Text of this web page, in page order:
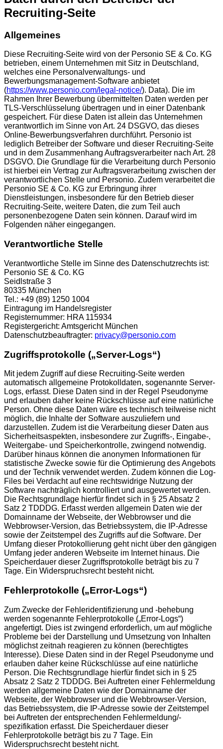
Recruiting-Seite
Allgemeines
Diese Recruiting-Seite wird von der Personio SE & Co. KG
betrieben, einem Unternehmen mit Sitz in Deutschland,
welches eine Personalverwaltungs- und
Bewerbungsmanagement-Software anbietet
(https://www.personio.com/legal-notice/). Data). Die im
Rahmen Ihrer Bewerbung übermittelten Daten werden per
TLS-Verschlüsselung übertragen und in einer Datenbank
gespeichert. Für diese Daten ist allein das Unternehmen
verantwortlich im Sinne von Art. 24 DSGVO, das dieses
Online-Bewerbungsverfahren durchführt. Personio ist
lediglich Betreiber der Software und dieser Recruiting-Seite
und in dem Zusammenhang Auftragsverarbeiter nach Art. 28
DSGVO. Die Grundlage für die Verarbeitung durch Personio
ist hierbei ein Vertrag zur Auftragsverarbeitung zwischen der
verantwortlichen Stelle und Personio. Zudem verarbeitet die
Personio SE & Co. KG zur Erbringung ihrer
Dienstleistungen, insbesondere für den Betrieb dieser
Recruiting-Seite, weitere Daten, die zum Teil auch
personenbezogene Daten sein können. Darauf wird im
Folgenden näher eingegangen.
Verantwortliche Stelle
Verantwortliche Stelle im Sinne des Datenschutzrechts ist:
Personio SE & Co. KG
Seidlstraße 3
80335 München
Tel.: +49 (89) 1250 1004
Eintragung im Handelsregister
Registernummer: HRA 115934
Registergericht: Amtsgericht München
Datenschutzbeauftragter: privacy@personio.com
Zugriffsprotokolle („Server-Logs“)
Mit jedem Zugriff auf diese Recruiting-Seite werden
automatisch allgemeine Protokolldaten, sogenannte Server-
Logs, erfasst. Diese Daten sind in der Regel Pseudonyme
und erlauben daher keine Rückschlüsse auf eine natürliche
Person. Ohne diese Daten wäre es technisch teilweise nicht
möglich, die Inhalte der Software auszuliefern und
darzustellen. Zudem ist die Verarbeitung dieser Daten aus
Sicherheitsaspekten, insbesondere zur Zugriffs-, Eingabe-,
Weitergabe- und Speicherkontrolle, zwingend notwendig.
Darüber hinaus können die anonymen Informationen für
statistische Zwecke sowie für die Optimierung des Angebots
und der Technik verwendet werden. Zudem können die Log-
Files bei Verdacht auf eine rechtswidrige Nutzung der
Software nachträglich kontrolliert und ausgewertet werden.
Die Rechtsgrundlage hierfür findet sich in § 25 Absatz 2
Satz 2 TDDDG. Erfasst werden allgemein Daten wie der
Domainname der Webseite, der Webbrowser und die
Webbrowser-Version, das Betriebssystem, die IP-Adresse
sowie der Zeitstempel des Zugriffs auf die Software. Der
Umfang dieser Protokollierung geht nicht über den gängigen
Umfang jeder anderen Webseite im Internet hinaus. Die
Speicherdauer dieser Zugriffsprotokolle beträgt bis zu 7
Tage. Ein Widerspruchsrecht besteht nicht.
Fehlerprotokolle („Error-Logs“)
Zum Zwecke der Fehleridentifizierung und -behebung
werden sogenannte Fehlerprotokolle („Error-Logs“)
angefertigt. Dies ist zwingend erforderlich, um auf mögliche
Probleme bei der Darstellung und Umsetzung von Inhalten
möglichst zeitnah reagieren zu können (berechtigtes
Interesse). Diese Daten sind in der Regel Pseudonyme und
erlauben daher keine Rückschlüsse auf eine natürliche
Person. Die Rechtsgrundlage hierfür findet sich in § 25
Absatz 2 Satz 2 TDDDG. Bei Auftreten einer Fehlermeldung
werden allgemeine Daten wie der Domainname der
Webseite, der Webbrowser und die Webbrowser-Version,
das Betriebssystem, die IP-Adresse sowie der Zeitstempel
bei Auftreten der entsprechenden Fehlermeldung/-
spezifikation erfasst. Die Speicherdauer dieser
Fehlerprotokolle beträgt bis zu 7 Tage. Ein
Widerspruchsrecht besteht nicht.